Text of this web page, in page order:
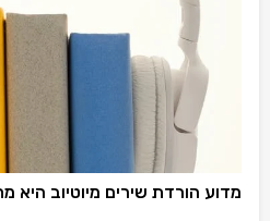
מדוע הורדת שירים מיוטיוב היא